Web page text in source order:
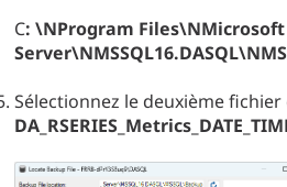
C: \NProgram Files\NMicrosoft
Sélectionnez le deuxième fichier